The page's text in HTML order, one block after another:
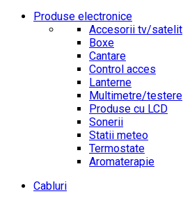
Produse electronice
Accesorii tv/satelit
Boxe
Cantare
Control acces
Lanterne
Multimetre/testere
Produse cu LCD
Sonerii
Statii meteo
Termostate
Aromaterapie
Cabluri